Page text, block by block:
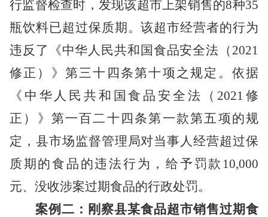
行监督检查时，发现该超市上架销售的8种35
瓶饮料已超过保质期。该超市经营者的行为
违反了《中华人民共和国食品安全法 （ 2021
修正 ） 》第三十四条第十项之规定。依据
《中华人民共和国食品安全法
（ 2021修
正 ） 》第一百二十四条第一款第五项的规
定，县市场监督管理局对当事人经营超过保
质期的食品的违法行为，给予罚款 10,000
元、没收涉案过期食品的行政处罚。
案例二：刚察县某食品超市销售过期食